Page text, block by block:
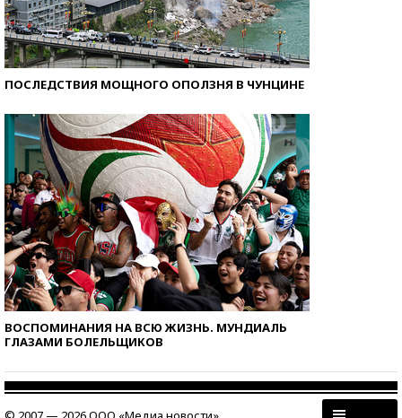
ПОСЛЕДСТВИЯ МОЩНОГО ОПОЛЗНЯ В ЧУНЦИНЕ
ВОСПОМИНАНИЯ НА ВСЮ ЖИЗНЬ. МУНДИАЛЬ
ГЛАЗАМИ БОЛЕЛЬЩИКОВ